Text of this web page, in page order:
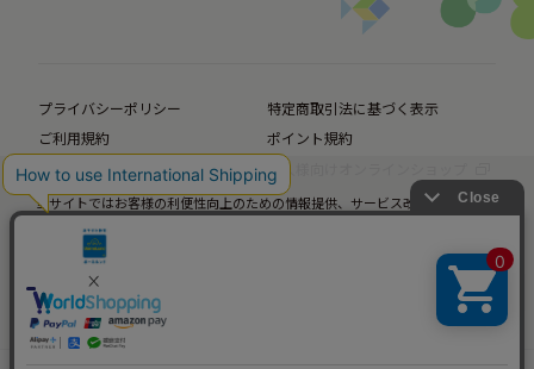
プライバシーポリシー
特定商取引法に基づく表示
ご利用規約
ポイント規約
企業サイト
法人様向けオンラインショップ
当サイトではお客様の利便性向上のための情報提供、サービス改善のための分
当サイトの閲覧を継続された場合、Cookieの使用にご同意いただいたものとみ
なします。
詳細については